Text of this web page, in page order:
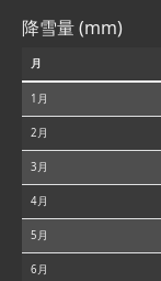
降雪量 (mm)
月
1月
2月
3月
4月
5月
6月